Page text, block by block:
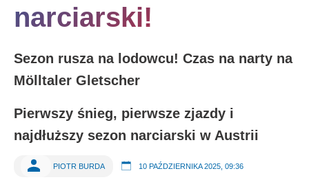
narciarski!
Sezon rusza na lodowcu! Czas na narty na
Mölltaler Gletscher
Pierwszy śnieg, pierwsze zjazdy i
najdłuższy sezon narciarski w Austrii
PIOTR BURDA 10 PAŹDZIERNIKA 2025, 09:36